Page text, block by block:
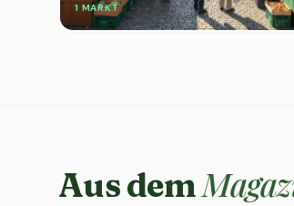
1 MARKT
Aus dem